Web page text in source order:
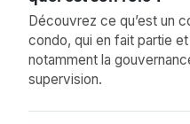
Découvrez ce qu’est un
condo, qui en fait partie
notamment la
supervision.